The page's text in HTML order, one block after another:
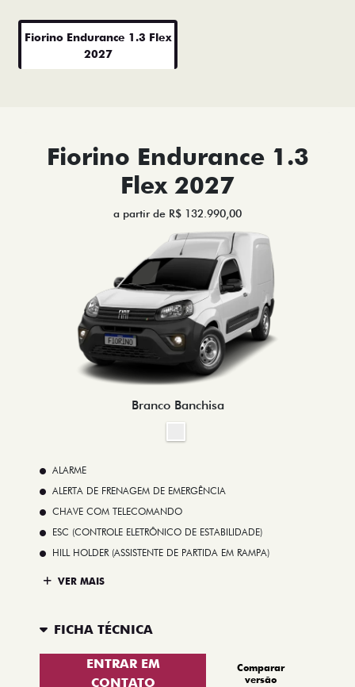
Fiorino Endurance 1.3 Flex
2027
Fiorino Endurance 1.3
Flex 2027
a partir de R$ 132.990,00
Branco Banchisa
ALARME
ALERTA DE FRENAGEM DE EMERGÊNCIA
CHAVE COM TELECOMANDO
ESC (CONTROLE ELETRÔNICO DE ESTABILIDADE)
HILL HOLDER (ASSISTENTE DE PARTIDA EM RAMPA)
VER MAIS
FICHA TÉCNICA
ENTRAR EM
CONTATO
Comparar
versão